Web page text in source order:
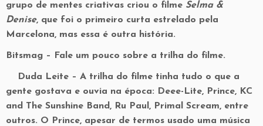
grupo de mentes criativas criou o filme Selma &
Denise, que foi o primeiro curta estrelado pela
Marcelona, mas essa é outra história.
Bitsmag – Fale um pouco sobre a trilha do filme.
Duda Leite – A trilha do filme tinha tudo o que a
gente gostava e ouvia na época: Deee-Lite, Prince, KC
and The Sunshine Band, Ru Paul, Primal Scream, entre
outros. O Prince, apesar de termos usado uma música